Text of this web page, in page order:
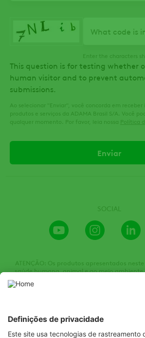
What code is
Enter the characters
This question is for testing whether
human visitor and to prevent
submissions.
Ao selecionar "Enviar", você concorda em
produtos e serviços da ADAMA Brasil S/A. Você
qualquer momento. Por favor, leia nossa Política
SOCIAL
Youtube
Channel
Instagram
ATENÇÃO: Os produtos apresentados
saúde humana, animal e ao meio
siga rigorosamente as instruções contidas
receita. Utilize sempre equipamentos de
meramente ilustrativas.